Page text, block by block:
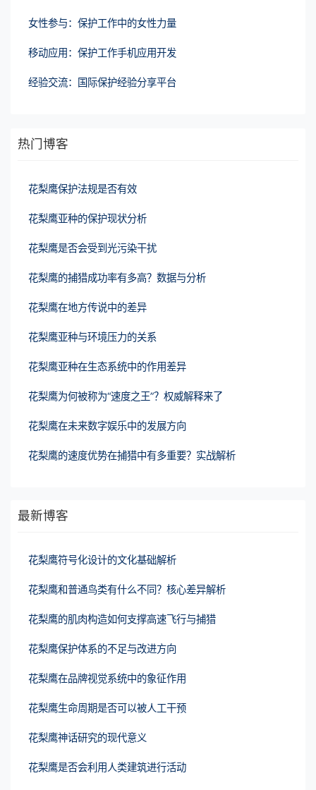
女性参与：保护工作中的女性力量
移动应用：保护工作手机应用开发
经验交流：国际保护经验分享平台
热门博客
花梨鹰保护法规是否有效
花梨鹰亚种的保护现状分析
花梨鹰是否会受到光污染干扰
花梨鹰的捕猎成功率有多高？数据与分析
花梨鹰在地方传说中的差异
花梨鹰亚种与环境压力的关系
花梨鹰亚种在生态系统中的作用差异
花梨鹰为何被称为“速度之王”？权威解释来了
花梨鹰在未来数字娱乐中的发展方向
花梨鹰的速度优势在捕猎中有多重要？实战解析
最新博客
花梨鹰符号化设计的文化基础解析
花梨鹰和普通鸟类有什么不同？核心差异解析
花梨鹰的肌肉构造如何支撑高速飞行与捕猎
花梨鹰保护体系的不足与改进方向
花梨鹰在品牌视觉系统中的象征作用
花梨鹰生命周期是否可以被人工干预
花梨鹰神话研究的现代意义
花梨鹰是否会利用人类建筑进行活动